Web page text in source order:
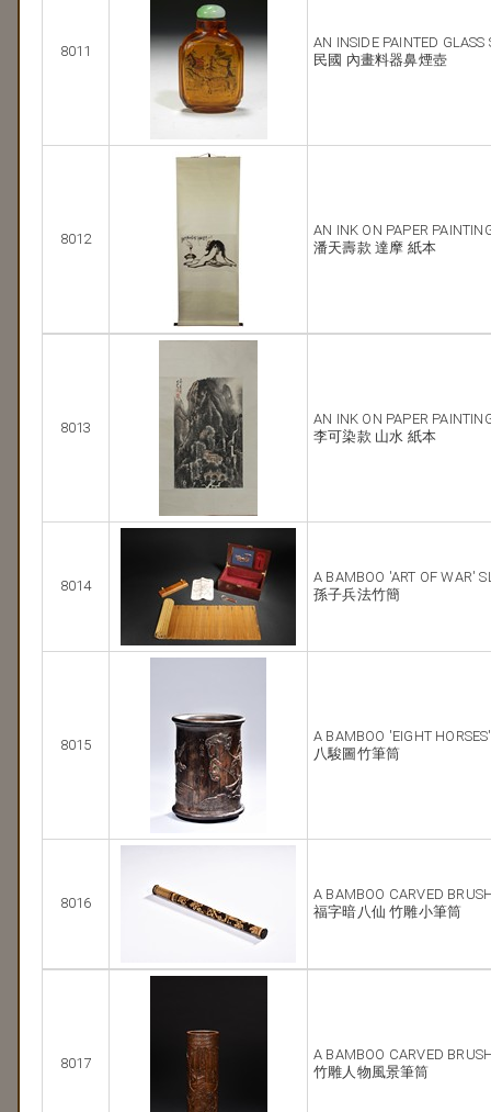
8011
AN INSIDE PAINTED GLASS
民國 內畫料器鼻煙壺
8012
AN INK ON PAPER
潘天壽款 達摩 紙本
8013
AN INK ON PAPER
李可染款 山水 紙本
8014
A BAMBOO 'ART OF WAR'
孫子兵法竹簡
8015
A BAMBOO 'EIGHT
八駿圖竹筆筒
8016
A BAMBOO CARVED
福字暗八仙 竹雕小筆筒
8017
A BAMBOO CARVED
竹雕人物風景筆筒